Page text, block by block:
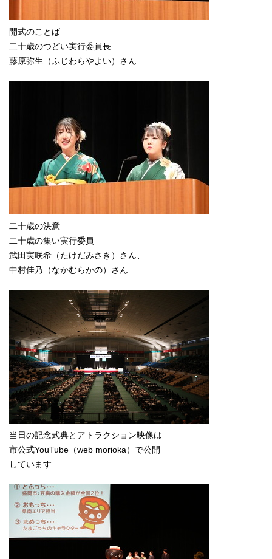
開式のことば
二十歳のつどい実行委員長
藤原弥生（ふじわらやよい）さん
二十歳の決意
二十歳の集い実行委員
武田実咲希（たけだみさき）さん、
中村佳乃（なかむらかの）さん
当日の記念式典とアトラクション映像は
市公式YouTube（web morioka）で公開
しています